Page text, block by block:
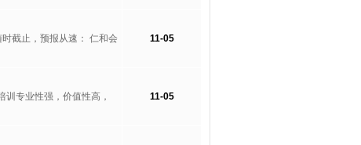
截止，预报从速： 仁和会
11-05
专业性强，价值性高，
11-05